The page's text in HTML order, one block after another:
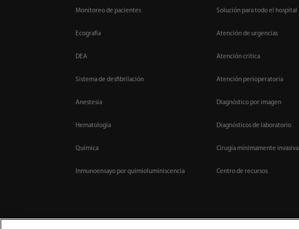
Monitoreo de pacientes
Ecografía
DEA
Sistema de desfibrilación
Anestesia
Hematología
Química
Inmunoensayo por quimioluminiscencia
Solución para todo el hospital
Atención de urgencias
Atención crítica
Atención perioperatoria
Diagnóstico por imagen
Diagnósticos de laboratorio
Cirugía mínimamente invasiva
Centro de recursos